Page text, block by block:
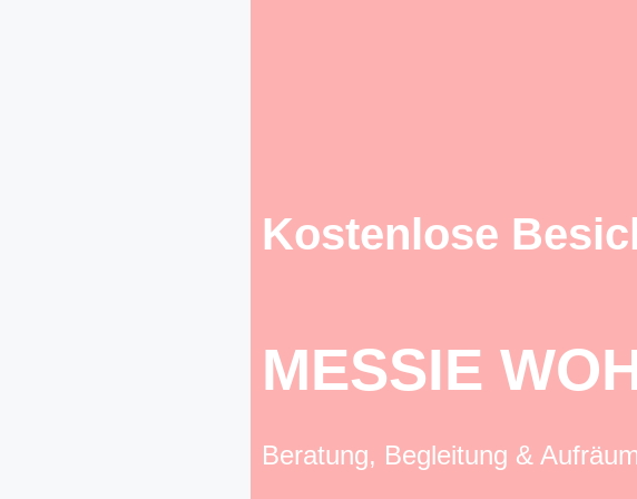
Kostenlose
MESSIE
Beratung, Begleitung &